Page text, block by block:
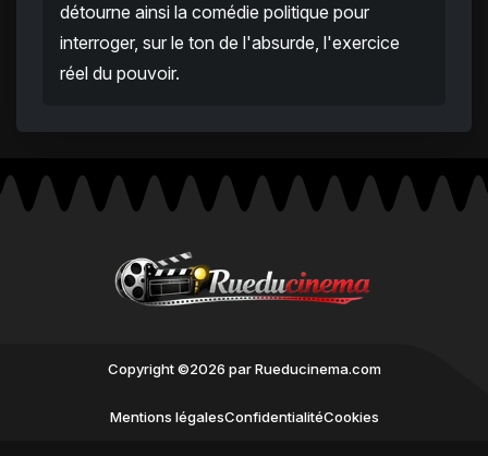
détourne ainsi la comédie politique pour
interroger, sur le ton de l'absurde, l'exercice
réel du pouvoir.
Copyright ©2026 par Rueducinema.com
Mentions légalesConfidentialitéCookies